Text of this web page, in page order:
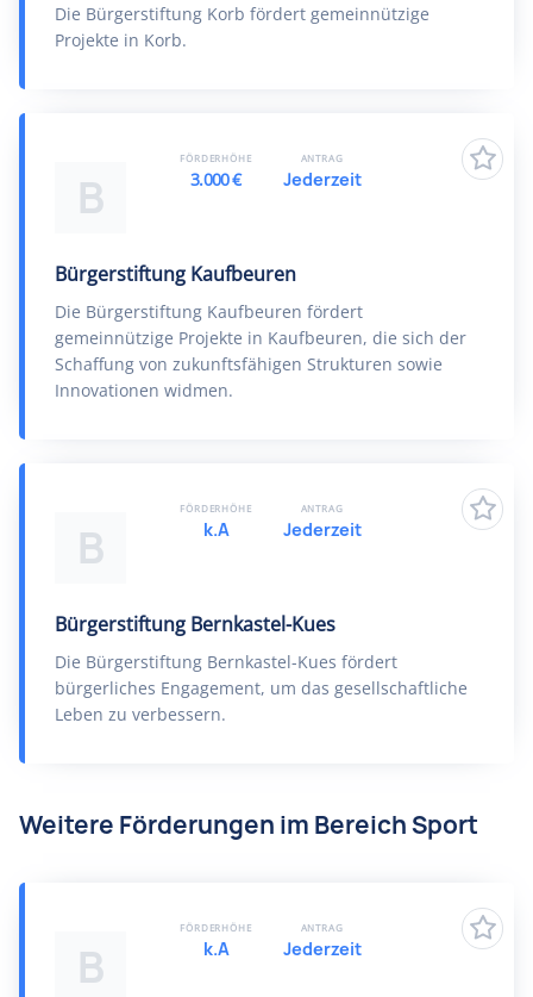
Die Bürgerstiftung Korb fördert gemeinnützige
Projekte in Korb.
B
Bürgerstiftung Kaufbeuren
Die Bürgerstiftung Kaufbeuren fördert
gemeinnützige Projekte in Kaufbeuren, die sich der
Schaffung von zukunftsfähigen Strukturen sowie
Innovationen widmen.
FÖRDERHÖHE
3.000 €
ANTRAG
Jederzeit
B
Bürgerstiftung Bernkastel-Kues
Die Bürgerstiftung Bernkastel-Kues fördert
bürgerliches Engagement, um das gesellschaftliche
Leben zu verbessern.
FÖRDERHÖHE
k.A
ANTRAG
Jederzeit
Weitere Förderungen im Bereich Sport
B
FÖRDERHÖHE
k.A
ANTRAG
Jederzeit